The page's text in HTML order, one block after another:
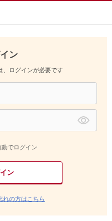
ン
、ログインが必要です
でログイン
れの方はこちら